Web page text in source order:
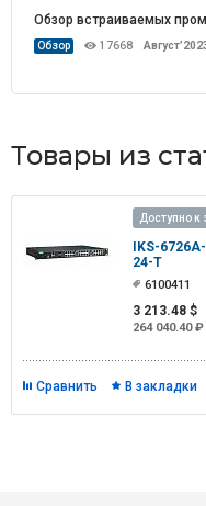
Обзор встраиваемых
Обзор 17668
Товары из
Доступно к
IKS-
24-T
6100411
3 213.48 $
264 040.40 ₽
Сравнить В закладки